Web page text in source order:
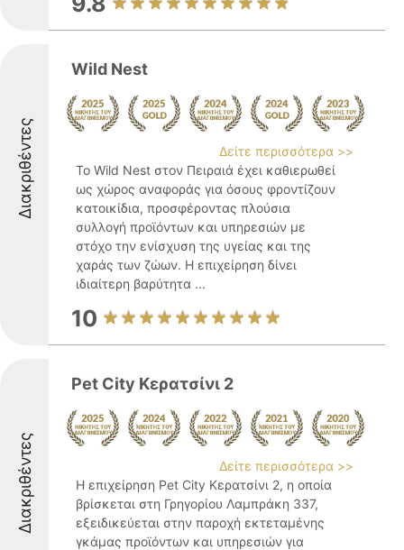
Διακριθέντες
Wild Nest
Δείτε περισσότερα >>
Το Wild Nest στον Πειραιά έχει καθιερωθεί
ως χώρος αναφοράς για όσους φροντίζουν
κατοικίδια, προσφέροντας πλούσια
συλλογή προϊόντων και υπηρεσιών με
στόχο την ενίσχυση της υγείας και της
χαράς των ζώων. Η επιχείρηση δίνει
ιδιαίτερη βαρύτητα ...
10
Διακριθέντες
Pet City Κερατσίνι 2
Δείτε περισσότερα >>
Η επιχείρηση Pet City Κερατσίνι 2, η οποία
βρίσκεται στη Γρηγορίου Λαμπράκη 337,
εξειδικεύεται στην παροχή εκτεταμένης
γκάμας προϊόντων και υπηρεσιών για